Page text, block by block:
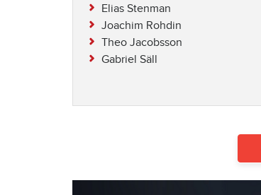
Elias Stenman
Joachim Rohdin
Theo Jacobsson
Gabriel Säll